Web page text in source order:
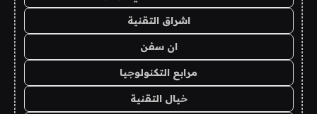
اشراق التقنية
ان سفن
مرابع التكنولوجيا
خيال التقنية